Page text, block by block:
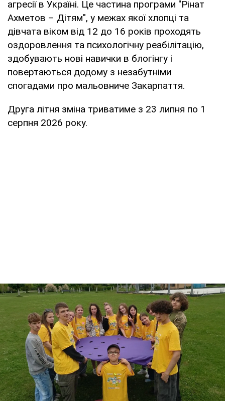
агресії в Україні. Це частина програми "Рінат
Ахметов – Дітям", у межах якої хлопці та
дівчата віком від 12 до 16 років проходять
оздоровлення та психологічну реабілітацію,
здобувають нові навички в блогінгу і
повертаються додому з незабутніми
спогадами про мальовниче Закарпаття.
Друга літня зміна триватиме з 23 липня по 1
серпня 2026 року.